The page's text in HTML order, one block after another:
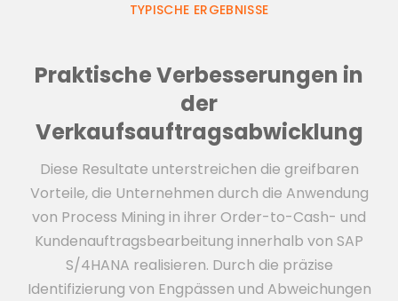
TYPISCHE ERGEBNISSE
Praktische Verbesserungen in
der
Verkaufsauftragsabwicklung
Diese Resultate unterstreichen die greifbaren
Vorteile, die Unternehmen durch die Anwendung
von Process Mining in ihrer Order-to-Cash- und
Kundenauftragsbearbeitung innerhalb von SAP
S/4HANA realisieren. Durch die präzise
Identifizierung von Engpässen und Abweichungen